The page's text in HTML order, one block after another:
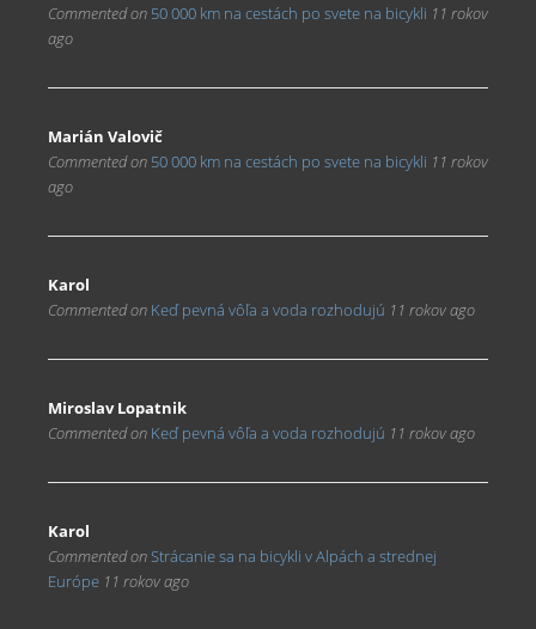
Commented on 50 000 km na cestách po svete na bicykli 11 rokov
ago
Marián Valovič
Commented on 50 000 km na cestách po svete na bicykli 11 rokov
ago
Karol
Commented on Keď pevná vôľa a voda rozhodujú 11 rokov ago
Miroslav Lopatnik
Commented on Keď pevná vôľa a voda rozhodujú 11 rokov ago
Karol
Commented onStrácanie sa na bicykli v Alpách a strednej
Európe 11 rokov ago